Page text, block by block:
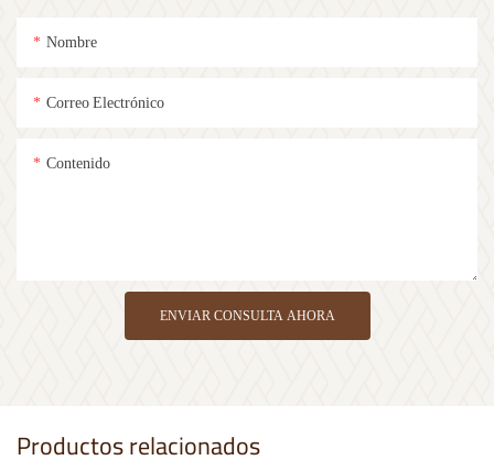
Nombre
Correo Electrónico
Contenido
ENVIAR CONSULTA AHORA
Productos relacionados